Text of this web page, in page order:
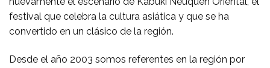
festival que celebra la cultura asiática y que se ha
convertido en un clásico de la región.
Desde el año 2003 somos referentes en la región por